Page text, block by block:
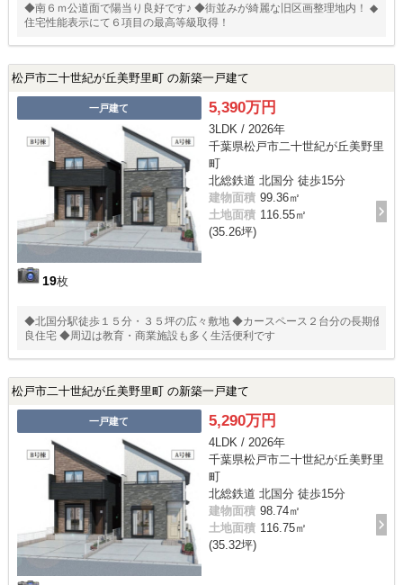
◆南６ｍ公道面で陽当り良好です♪ ◆街並みが綺麗な旧区画整理地内！ ◆
住宅性能表示にて６項目の最高等級取得！
松戸市二十世紀が丘美野里町 の新築一戸建て
一戸建て
19枚
5,390万円
3LDK / 2026年
千葉県松戸市二十世紀が丘美野里
町
北総鉄道 北国分 徒歩15分
建物面積 99.36㎡
土地面積 116.55㎡
(35.26坪)
◆北国分駅徒歩１５分・３５坪の広々敷地 ◆カースペース２台分の長期優
良住宅 ◆周辺は教育・商業施設も多く生活便利です
松戸市二十世紀が丘美野里町 の新築一戸建て
一戸建て 5,290万円
4LDK / 2026年
千葉県松戸市二十世紀が丘美野里
町
北総鉄道 北国分 徒歩15分
建物面積 98.74㎡
土地面積 116.75㎡
(35.32坪)